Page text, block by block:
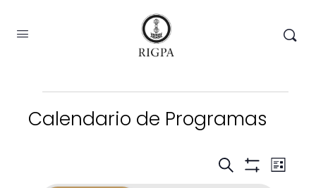
Calendario de Programas
Buscar Lista